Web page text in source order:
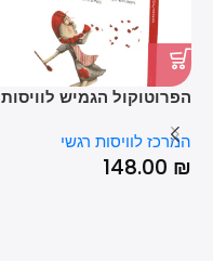
הפרוטוקול הגמיש לוויסות
זאנטקרן
המרכז לוויסות רגשי
148.00 ₪